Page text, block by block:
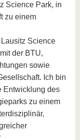
Science Park, in
zu einem
Science
der BTU,
sowie
Ich bin
Entwicklung des
zu einem